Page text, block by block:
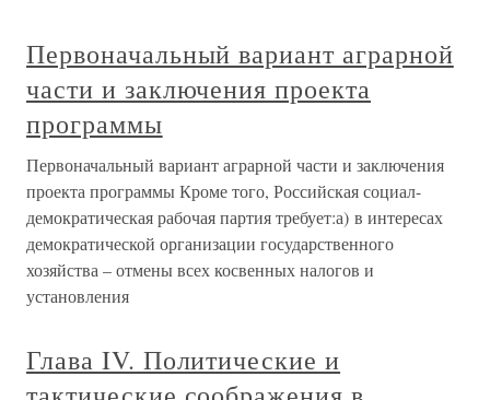
Первоначальный вариант аграрной
части и заключения проекта
программы
Первоначальный вариант аграрной части и заключения
проекта программы Кроме того, Российская социал-
демократическая рабочая партия требует:а) в интересах
демократической организации государственного
хозяйства – отмены всех косвенных налогов и
установления
Глава IV. Политические и